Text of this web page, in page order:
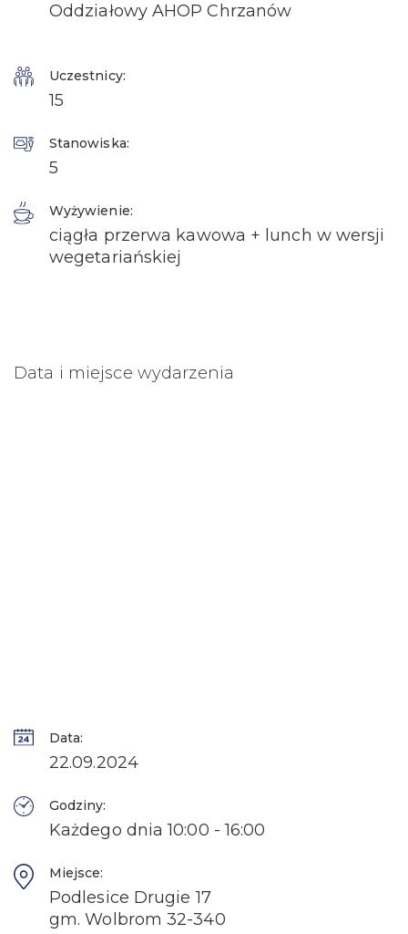
Oddziałowy AHOP Chrzanów
Uczestnicy:
15
Stanowiska:
5
Wyżywienie:
ciągła przerwa kawowa + lunch w wersji
wegetariańskiej
Data i miejsce wydarzenia
Data:
22.09.2024
Godziny:
Każdego dnia 10:00 - 16:00
Miejsce:
Podlesice Drugie 17
gm. Wolbrom 32-340